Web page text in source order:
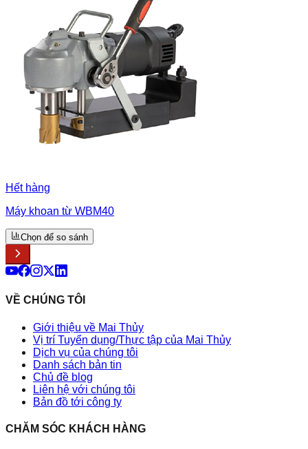
Hết hàng
Máy khoan từ WBM40
Chọn để so sánh
VỀ CHÚNG TÔI
Giới thiệu về Mai Thủy
Vị trí Tuyển dụng/Thực tập của Mai Thủy
Dịch vụ của chúng tôi
Danh sách bản tin
Chủ đề blog
Liên hệ với chúng tôi
Bản đồ tới công ty
CHĂM SÓC KHÁCH HÀNG